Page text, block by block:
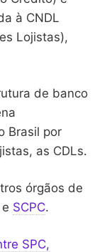
à CNDL
Lojistas),
de banco
Brasil por
as CDLs.
órgãos de
e SCPC.
SPC,